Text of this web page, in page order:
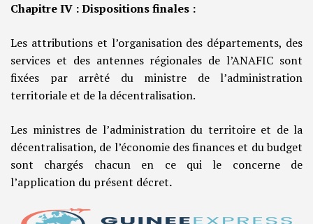
Chapitre IV : Dispositions finales :
Les attributions et l’organisation des départements, des
services et des antennes régionales de l’ANAFIC sont
fixées par arrêté du ministre de l’administration
territoriale et de la décentralisation.
Les ministres de l’administration du territoire et de la
décentralisation, de l’économie des finances et du budget
sont chargés chacun en ce qui le concerne de
l’application du présent décret.